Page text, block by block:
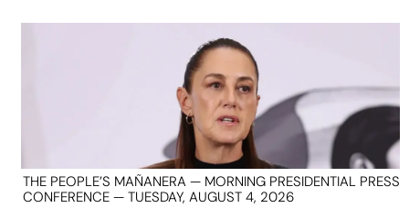
THE PEOPLE’S MAÑANERA — MORNING PRESIDENTIAL PRESS
CONFERENCE — TUESDAY, AUGUST 4, 2026